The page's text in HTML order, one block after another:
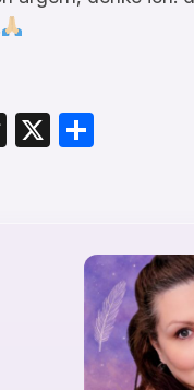
Threads
X